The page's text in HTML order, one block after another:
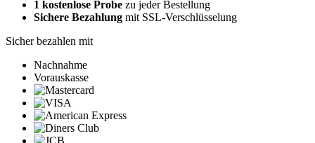
1 kostenlose Probe zu jeder Bestellung
Sichere Bezahlung mit SSL-Verschlüsselung
Sicher bezahlen mit
Nachnahme
Vorauskasse